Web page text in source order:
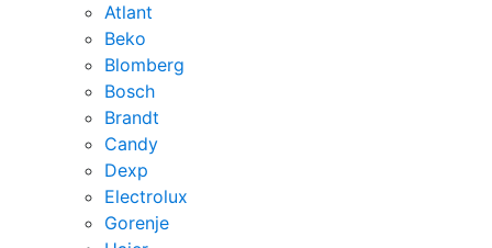
Atlant
Beko
Blomberg
Bosch
Brandt
Candy
Dexp
Electrolux
Gorenje